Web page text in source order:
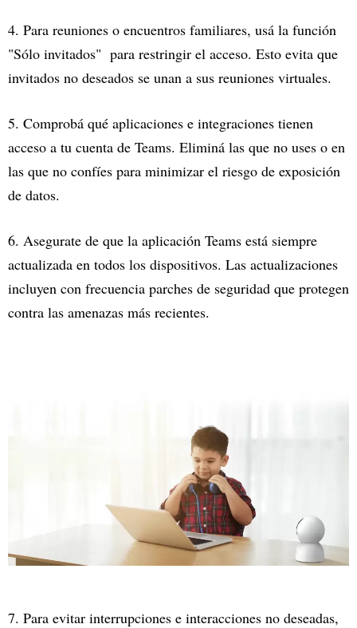
4. Para reuniones o encuentros familiares, usá la función
"Sólo invitados" para restringir el acceso. Esto evita que
invitados no deseados se unan a sus reuniones virtuales.
5. Comprobá qué aplicaciones e integraciones tienen
acceso a tu cuenta de Teams. Eliminá las que no uses o en
las que no confíes para minimizar el riesgo de exposición
de datos.
6. Asegurate de que la aplicación Teams está siempre
actualizada en todos los dispositivos. Las actualizaciones
incluyen con frecuencia parches de seguridad que protegen
contra las amenazas más recientes.
7. Para evitar interrupciones e interacciones no deseadas,